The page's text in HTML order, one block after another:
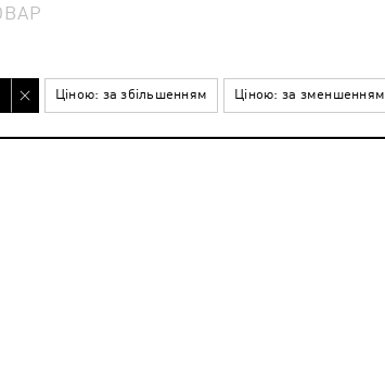
Ціною: за збільшенням Ціною: за зменшенням